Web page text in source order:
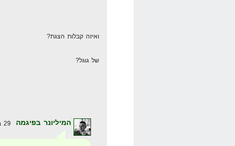
ואיזה קבלות הצגת?
של גוגל?
המיליונר בפיגמה